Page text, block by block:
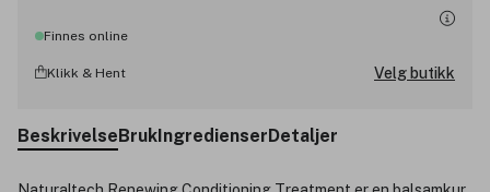
Finnes online
Klikk & Hent Velg butikk
BeskrivelseBrukIngredienserDetaljer